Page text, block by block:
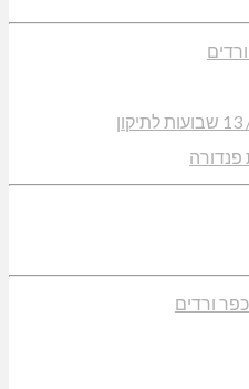
ורדים